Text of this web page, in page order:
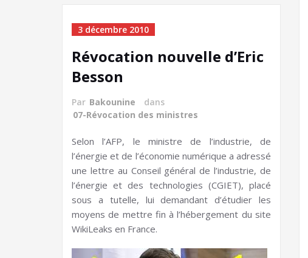
3 décembre 2010
Révocation nouvelle d’Eric
Besson
Par Bakounine
dans
07-Révocation des ministres
Selon l’AFP, le ministre de l’industrie, de
l’énergie et de l’économie numérique a adressé
une lettre au Conseil général de l’industrie, de
l’énergie et des technologies (CGIET), placé
sous a tutelle, lui demandant d’étudier les
moyens de mettre fin à l’hébergement du site
WikiLeaks en France.